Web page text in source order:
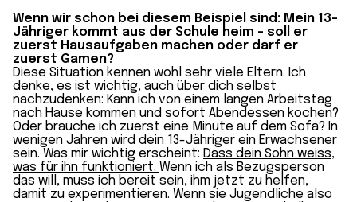
Wenn wir schon bei diesem Beispiel sind: Mein 13-
Jähriger kommt aus der Schule heim – soll er
zuerst Hausaufgaben machen oder darf er
zuerst Gamen?
Diese Situation kennen wohl sehr viele Eltern. Ich
denke, es ist wichtig, auch über dich selbst
nachzudenken: Kann ich von einem langen Arbeitstag
nach Hause kommen und sofort Abendessen kochen?
Oder brauche ich zuerst eine Minute auf dem Sofa? In
wenigen Jahren wird dein 13-Jähriger ein Erwachsener
sein. Was mir wichtig erscheint: Dass dein Sohn weiss,
was für ihn funktioniert. Wenn ich als Bezugsperson
das will, muss ich bereit sein, ihm jetzt zu helfen,
damit zu experimentieren. Wenn sie Jugendliche also